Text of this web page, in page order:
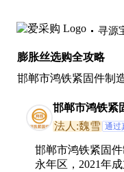
寻源
膨胀丝选购全攻略
邯郸市鸿铁紧固件制
邯郸市鸿铁紧
法人:魏雪 通过
邯郸市鸿铁紧固
永年区，2021年